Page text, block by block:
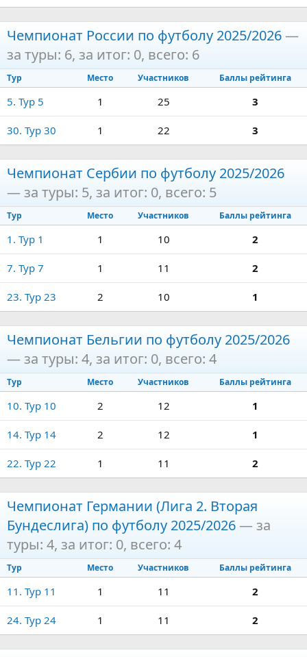
Чемпионат России по футболу 2025/2026—
за туры: 6, за итог: 0, всего: 6
Тур Место Участников Баллы рейтинга
5. Тур 5 1 25 3
30. Тур 30 1 22 3
Чемпионат Сербии по футболу 2025/2026
— за туры: 5, за итог: 0, всего: 5
Тур Место Участников Баллы рейтинга
1. Тур 1 1 10 2
7. Тур 7 1 11 2
23. Тур 23 2 10 1
Чемпионат Бельгии по футболу 2025/2026
— за туры: 4, за итог: 0, всего: 4
Тур Место Участников Баллы рейтинга
10. Тур 10 2 12 1
14. Тур 14 2 12 1
22. Тур 22 1 11 2
Чемпионат Германии (Лига 2. Вторая
Бундеслига) по футболу 2025/2026— за
туры: 4, за итог: 0, всего: 4
Тур Место Участников Баллы рейтинга
11. Тур 11 1 11 2
24. Тур 24 1 11 2